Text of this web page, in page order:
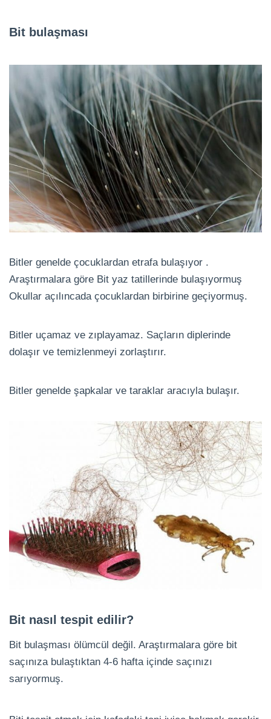
Bit bulaşması
Bitler genelde çocuklardan etrafa bulaşıyor .
Araştırmalara göre Bit yaz tatillerinde bulaşıyormuş
Okullar açılıncada çocuklardan birbirine geçiyormuş.
Bitler uçamaz ve zıplayamaz. Saçların diplerinde
dolaşır ve temizlenmeyi zorlaştırır.
Bitler genelde şapkalar ve taraklar aracıyla bulaşır.
Bit nasıl tespit edilir?
Bit bulaşması ölümcül değil. Araştırmalara göre bit
saçınıza bulaştıktan 4-6 hafta içinde saçınızı
sarıyormuş.